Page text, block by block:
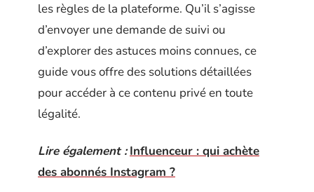
les règles de la plateforme. Qu’il s’agisse
d’envoyer une demande de suivi ou
d’explorer des astuces moins connues, ce
guide vous offre des solutions détaillées
pour accéder à ce contenu privé en toute
légalité.
Lire également : Influenceur : qui achète
des abonnés Instagram ?